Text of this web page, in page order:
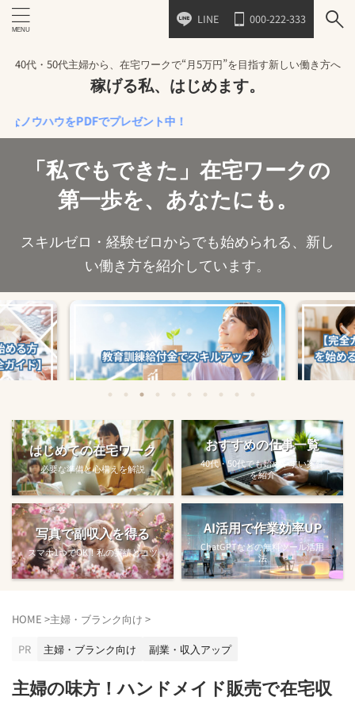
LINE 000-222-333
40代・50代主婦から、在宅ワークで“月5万円”を目指す新しい働き方へ
稼げる私、はじめます。
ウをPDFでプレゼント中！
「私でもできた」在宅ワークの
第一歩を、あなたにも。
スキルゼロ・経験ゼロからでも始められる、新し
い働き方を紹介しています。
る方法
教育訓練給付金で賢くスキルアップする
方法【主婦でも使え...
【完全ガ
はじめての在宅ワーク
必要な準備と心構えを解説
おすすめの仕事一覧
40代・50代でも始めやすい案件
を紹介
写真で副収入を得る
スマホ1つでOK！私の実績とコツ
AI活用で作業効率UP
ChatGPTなどの無料ツール活用
法
HOME >主婦・ブランク向け >
PR
主婦・ブランク向け 副業・収入アップ
主婦の味方！ハンドメイド販売で在宅収